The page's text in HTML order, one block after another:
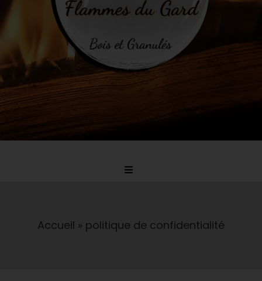
Toggle
Accueil » politique de confidentialité